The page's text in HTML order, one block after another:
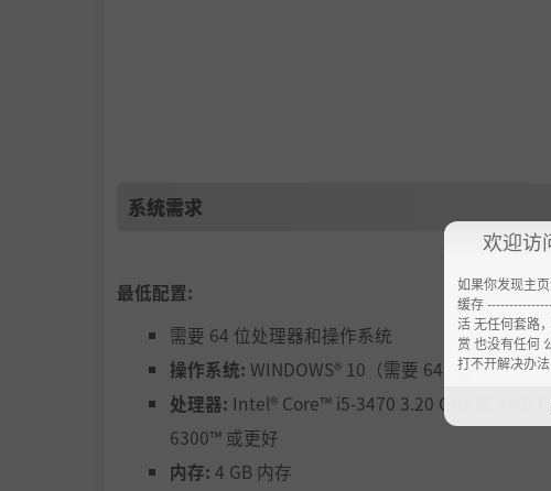
系统需求
最低配置:
需要 64 位处理器和操作系统
操作系统: WINDOWS® 10（需要 64 位）
处理器: Intel® Core™ i5-3470 3.20 GHz 或 AMD
6300™ 或更好
内存: 4 GB 内存
欢迎访
如果你发现主
缓存
活 无任何套路
赏 也没有任何
打不开解决办法